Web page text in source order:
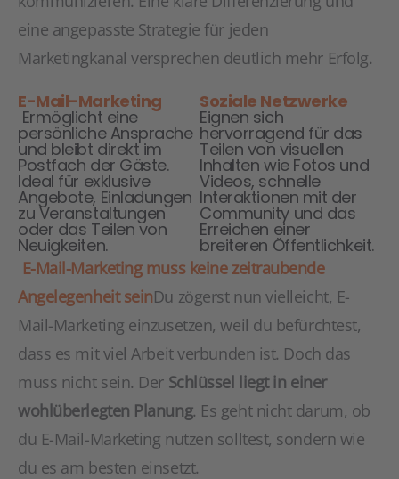
eine angepasste Strategie für jeden
Marketingkanal versprechen deutlich mehr Erfolg.
E-Mail-Marketing Soziale Netzwerke
Ermöglicht eine
persönliche Ansprache
und bleibt direkt im
Postfach der Gäste.
Ideal für exklusive
Angebote, Einladungen
zu Veranstaltungen
oder das Teilen von
Neuigkeiten.
Eignen sich
hervorragend für das
Teilen von visuellen
Inhalten wie Fotos und
Videos, schnelle
Interaktionen mit der
Community und das
Erreichen einer
breiteren Öffentlichkeit.
E-Mail-Marketing muss keine zeitraubende
Angelegenheit seinDu zögerst nun vielleicht, E-
Mail-Marketing einzusetzen, weil du befürchtest,
dass es mit viel Arbeit verbunden ist. Doch das
muss nicht sein. Der Schlüssel liegt in einer
wohlüberlegten Planung. Es geht nicht darum, ob
du E-Mail-Marketing nutzen solltest, sondern wie
du es am besten einsetzt.